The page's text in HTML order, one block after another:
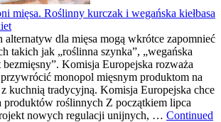
mięsa. Roślinny kurczak i wegańska kiełbasa
alternatyw dla mięsa mogą wkrótce zapomnieć
takich jak „roślinna szynka”, „wegańska
bezmięsny”. Komisja Europejska rozważa
monopol mięsnym produktom na
kuchnią tradycyjną. Komisja Europejska chce
produktów roślinnych Z początkiem lipca
nowych regulacji unijnych, … Continued